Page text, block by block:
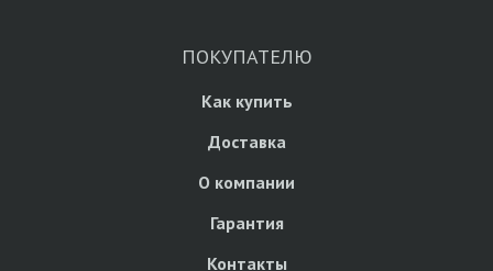
ПОКУПАТЕЛЮ
Как купить
Доставка
О компании
Гарантия
Контакты